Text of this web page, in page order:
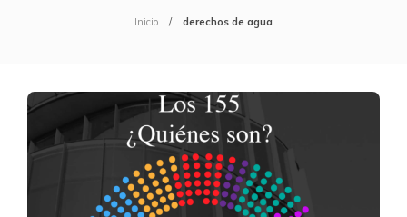
Inicio derechos de agua